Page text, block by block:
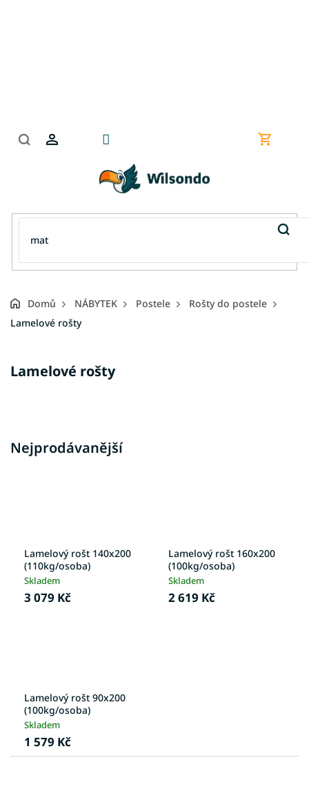
Nákupní
Domů NÁBYTEK Postele
Rošty do postele
Lamelové rošty
Lamelové rošty
Nejprodávanější
Lamelový rošt 140x200
(110kg/osoba)
Skladem
3 079 Kč
Lamelový rošt 160x200
(100kg/osoba)
Skladem
2 619 Kč
Lamelový rošt 90x200
(100kg/osoba)
Skladem
1 579 Kč